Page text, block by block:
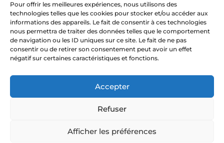
Pour offrir les meilleures expériences, nous utilisons des
technologies telles que les cookies pour stocker et/ou accéder aux
informations des appareils. Le fait de consentir à ces technologies
nous permettra de traiter des données telles que le comportement
de navigation ou les ID uniques sur ce site. Le fait de ne pas
consentir ou de retirer son consentement peut avoir un effet
négatif sur certaines caractéristiques et fonctions.
Accepter
Refuser
Afficher les préférences

RÉSERVÉS. –MENTIONS LÉGALES